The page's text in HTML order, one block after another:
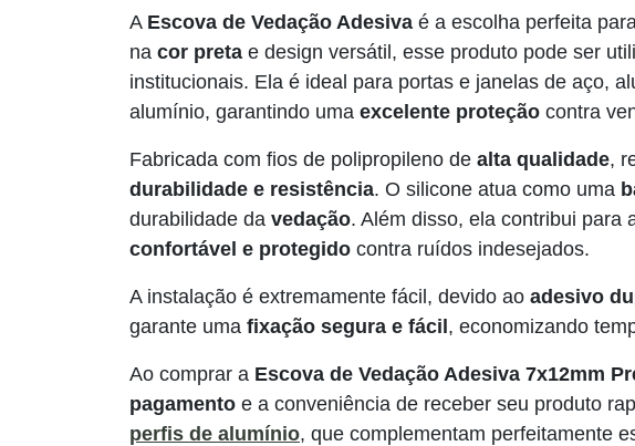
A Escova de Vedação Adesiva é a escolha perfeita
na cor preta e design versátil, esse produto pode ser
institucionais. Ela é ideal para portas e janelas de aço,
alumínio, garantindo uma excelente proteção contra
Fabricada com fios de polipropileno de alta qualidade,
durabilidade e resistência. O silicone atua como uma
durabilidade da vedação. Além disso, ela contribui para
confortável e protegido contra ruídos indesejados.
A instalação é extremamente fácil, devido ao adesivo
garante uma fixação segura e fácil, economizando
Ao comprar a Escova de Vedação Adesiva 7x12mm
pagamento e a conveniência de receber seu produto
perfis de alumínio, que complementam perfeitamente